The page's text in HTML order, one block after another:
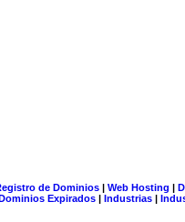
de Dominios| Web Hosting |
Expirados | Industrias |